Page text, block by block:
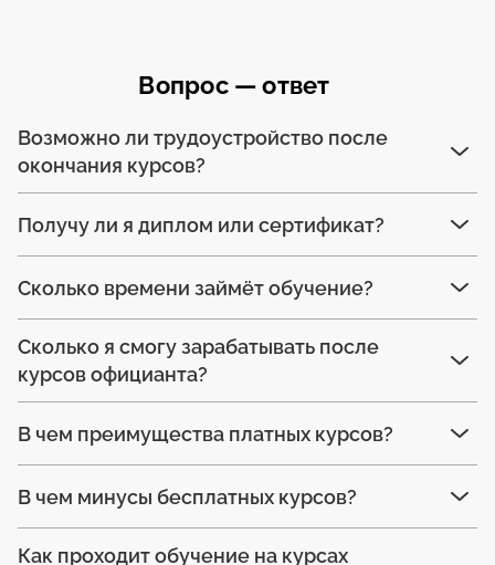
Вопрос — ответ
Возможно ли трудоустройство после
окончания курсов?
Получу ли я диплом или сертификат?
Сколько времени займёт обучение?
Сколько я смогу зарабатывать после
курсов официанта?
В чем преимущества платных курсов?
В чем минусы бесплатных курсов?
Как проходит обучение на курсах